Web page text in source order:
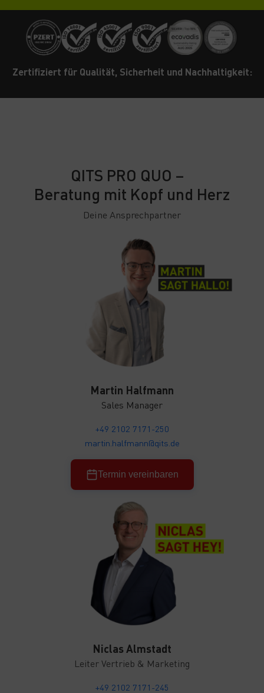
Zertifiziert für Qualität, Sicherheit und Nachhaltigkeit:
QITS PRO QUO –
Beratung mit Kopf und Herz
Deine Ansprechpartner
Niclas Almstadt
Leiter Vertrieb & Marketing
+49 2102 7171-245
Martin Halfmann
Sales Manager
+49 2102 7171-250
martin.halfmann@qits.de
Termin vereinbaren